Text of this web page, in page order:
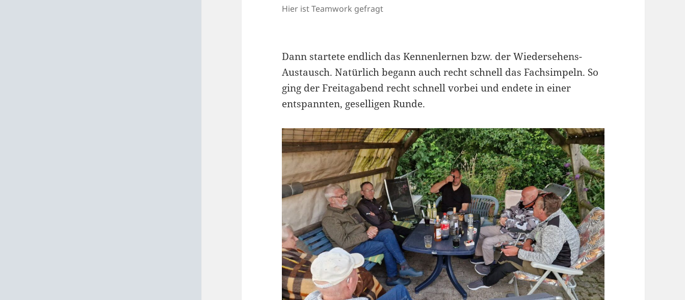
Hier ist Teamwork gefragt
Dann startete endlich das Kennenlernen bzw. der Wiedersehens-
Austausch. Natürlich begann auch recht schnell das Fachsimpeln. So
ging der Freitagabend recht schnell vorbei und endete in einer
entspannten, geselligen Runde.